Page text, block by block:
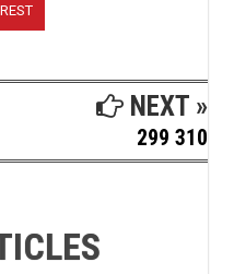
NEXT »
299 310